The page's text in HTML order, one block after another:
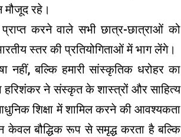
मौजूद रहे।
करने वाले सभी छात्र-छात्राओं को
स्तर की प्रतियोगिताओं में भाग लेंगे।
बल्कि हमारी सांस्कृतिक धरोहर का
हरिशंकर ने संस्कृत के शास्त्रों और साहित्य
शिक्षा में शामिल करने की आवश्यकता
बौद्धिक रूप से समृद्ध करता है बल्कि